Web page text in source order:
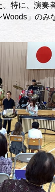
特に、演奏
」のみ